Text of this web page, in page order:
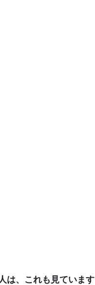
は、これも見ています